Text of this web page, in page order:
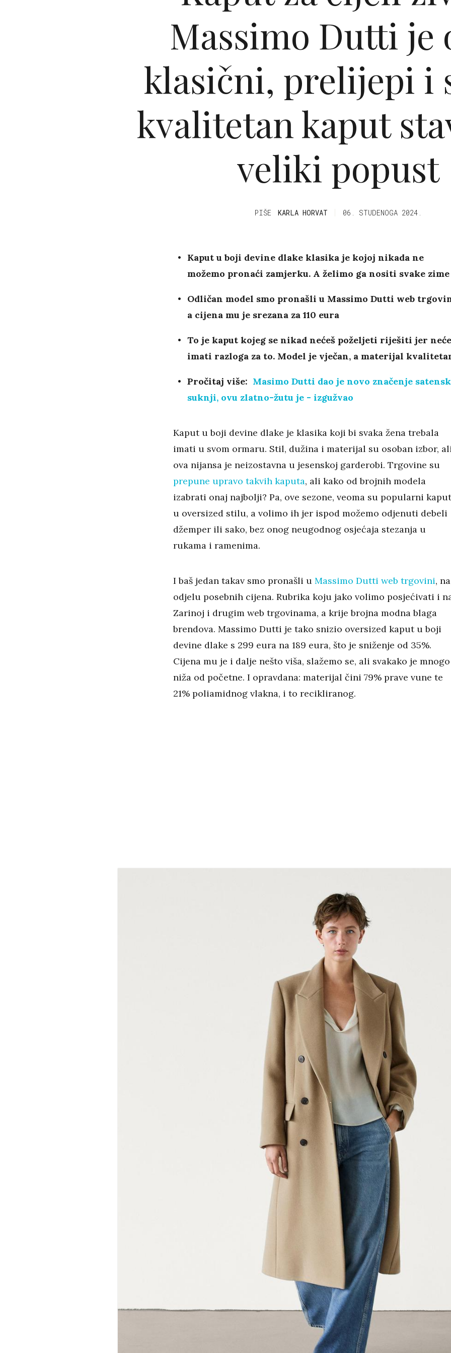
Massimo Dutti je
klasični, prelijepi i
kvalitetan kaput
veliki popust
PIŠE KARLA HORVAT 06. STUDENOGA 2024.
Kaput u boji devine dlake klasika je kojoj nikada ne
možemo pronaći zamjerku. A želimo ga nositi svake zime
Odličan model smo pronašli u Massimo Dutti web
a cijena mu je srezana za 110 eura
To je kaput kojeg se nikad nećeš poželjeti riješiti jer
imati razloga za to. Model je vječan, a materijal
Pročitaj više: Masimo Dutti dao je novo značenje
suknji, ovu zlatno-žutu je - izgužvao
Kaput u boji devine dlake je klasika koji bi svaka žena trebala
imati u svom ormaru. Stil, dužina i materijal su osoban izbor,
ova nijansa je neizostavna u jesenskoj garderobi. Trgovine su
prepune upravo takvih kaputa, ali kako od brojnih modela
izabrati onaj najbolji? Pa, ove sezone, veoma su popularni
u oversized stilu, a volimo ih jer ispod možemo odjenuti debeli
džemper ili sako, bez onog neugodnog osjećaja stezanja u
rukama i ramenima.
I baš jedan takav smo pronašli u Massimo Dutti web trgovini, na
odjelu posebnih cijena. Rubrika koju jako volimo posjećivati i
Zarinoj i drugim web trgovinama, a krije brojna modna blaga
brendova. Massimo Dutti je tako snizio oversized kaput u boji
devine dlake s 299 eura na 189 eura, što je sniženje od 35%.
Cijena mu je i dalje nešto viša, slažemo se, ali svakako je mnogo
niža od početne. I opravdana: materijal čini 79% prave vune te
21% poliamidnog vlakna, i to recikliranog.